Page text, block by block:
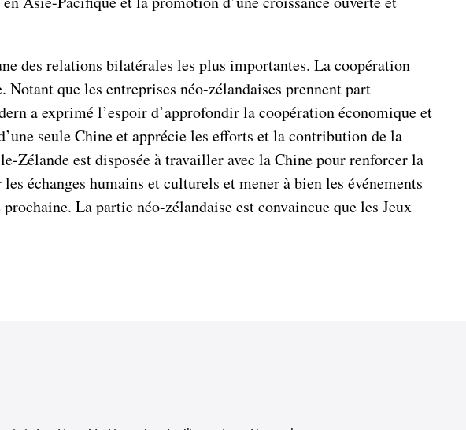
des relations bilatérales les plus importantes. La coopération
que les entreprises néo-zélandaises prennent part
a exprimé l’espoir d’approfondir la coopération économique et
seule Chine et apprécie les efforts et la contribution de la
est disposée à travailler avec la Chine pour renforcer la
échanges humains et culturels et mener à bien les événements
La partie néo-zélandaise est convaincue que les Jeux